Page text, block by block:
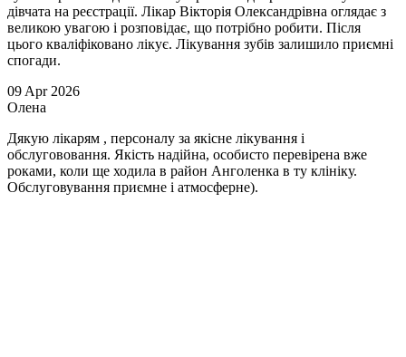
дівчата на реєстрації. Лікар Вікторія Олександрівна оглядає з
великою увагою і розповідає, що потрібно робити. Після
цього кваліфіковано лікує. Лікування зубів залишило приємні
спогади.
09 Apr 2026
Олена
Дякую лікарям , персоналу за якісне лікування і
обслугововання. Якість надійна, особисто перевірена вже
роками, коли ще ходила в район Анголенка в ту клініку.
Обслуговування приємне і атмосферне).